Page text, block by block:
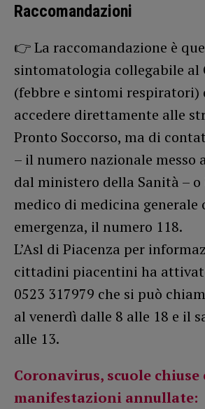
Raccomandazioni
👉 La raccomandazione è
sintomatologia collegabile al
(febbre e sintomi respiratori)
accedere direttamente alle
Pronto Soccorso, ma di
– il numero nazionale messo
dal ministero della Sanità –
medico di medicina generale
emergenza, il numero 118.
L’Asl di Piacenza per
cittadini piacentini ha
0523 317979 che si può
al venerdì dalle 8 alle 18 e il
alle 13.
Coronavirus, scuole chiuse
manifestazioni annullate: